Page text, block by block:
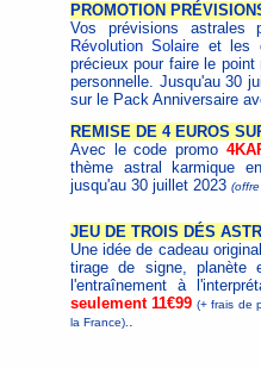
PROMOTION
Vos prévisions astrales
Révolution Solaire et les
précieux pour faire le
personnelle. Jusqu'au 30
sur le Pack Anniversaire
REMISE DE 4 EUROS
Avec le code promo
thème astral karmique
jusqu'au 30 juillet 2023
JEU DE TROIS DÉS
Une idée de cadeau
tirage de signe, planète
l'entraînement à
seulement 11€99 (+ frais de
la France). .